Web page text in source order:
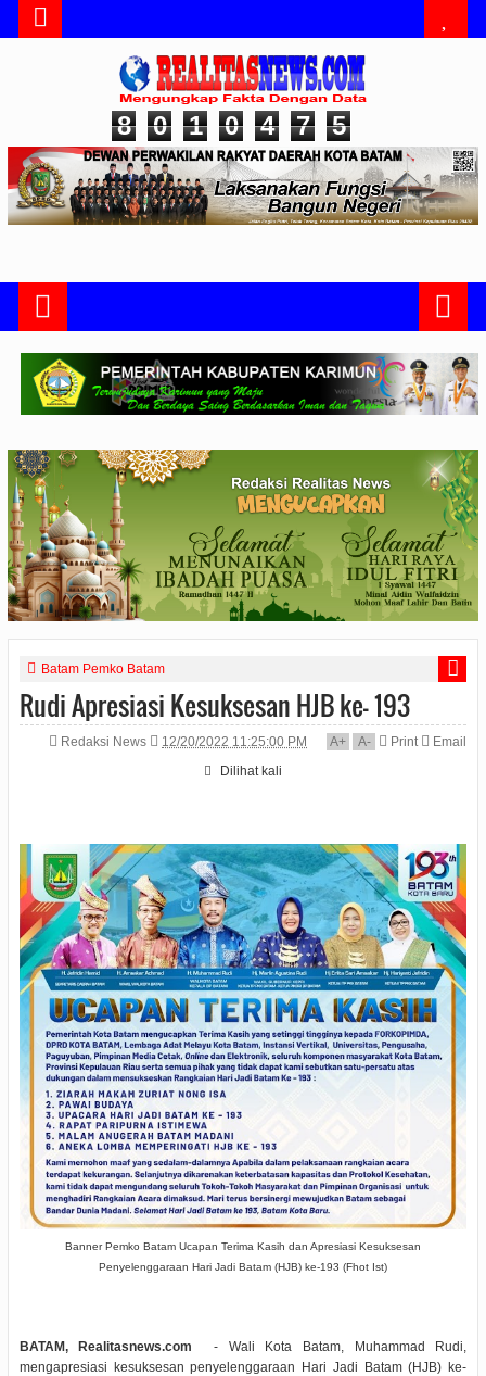
8 0 1 0 4 7 5
Batam Pemko Batam
Rudi Apresiasi Kesuksesan HJB ke- 193
Redaksi News 12/20/2022 11:25:00 PM A+ A- Print
Email
Dilihat kali
Banner Pemko Batam Ucapan Terima Kasih dan Apresiasi Kesuksesan
Penyelenggaraan Hari Jadi Batam (HJB) ke-193 (Fhot Ist)
BATAM, Realitasnews.com
- Wali Kota Batam, Muhammad Rudi,
mengapresiasi kesuksesan penyelenggaraan Hari Jadi Batam (HJB) ke-